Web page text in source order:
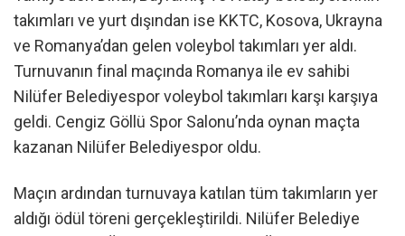
takımları ve yurt dışından ise KKTC, Kosova, Ukrayna
ve Romanya’dan gelen voleybol takımları yer aldı.
Turnuvanın final maçında Romanya ile ev sahibi
Nilüfer Belediyespor voleybol takımları karşı karşıya
geldi. Cengiz Göllü Spor Salonu’nda oynan maçta
kazanan Nilüfer Belediyespor oldu.
Maçın ardından turnuvaya katılan tüm takımların yer
aldığı ödül töreni gerçekleştirildi. Nilüfer Belediye